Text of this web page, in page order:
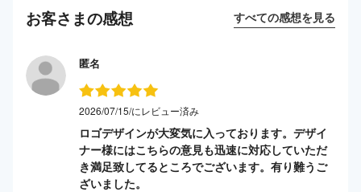
お客さまの感想 すべての感想を見る
匿名
2026/07/15/にレビュー済み
ロゴデザインが大変気に入っております。デザイ
ナー様にはこちらの意見も迅速に対応していただ
き満足致してるところでございます。有り難うご
ざいました。